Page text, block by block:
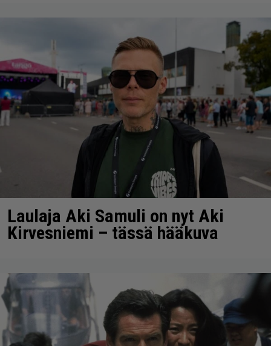
Laulaja Aki Samuli on nyt Aki
Kirvesniemi – tässä hääkuva